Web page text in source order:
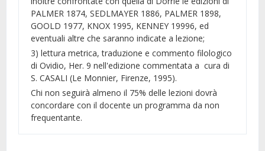
PALMER 1874, SEDLMAYER 1886, PALMER 1898,
GOOLD 1977, KNOX 1995, KENNEY 19996, ed
eventuali altre che saranno indicate a lezione;
3) lettura metrica, traduzione e commento filologico
di Ovidio, Her. 9 nell'edizione commentata a cura di
S. CASALI (Le Monnier, Firenze, 1995).
Chi non seguirà almeno il 75% delle lezioni dovrà
concordare con il docente un programma da non
frequentante.